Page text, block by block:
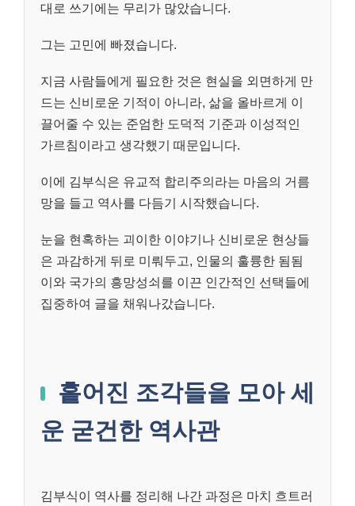
대로 쓰기에는 무리가 많았습니다.
그는 고민에 빠졌습니다.
지금 사람들에게 필요한 것은 현실을 외면하게 만
드는 신비로운 기적이 아니라, 삶을 올바르게 이
끌어줄 수 있는 준엄한 도덕적 기준과 이성적인
가르침이라고 생각했기 때문입니다.
이에 김부식은 유교적 합리주의라는 마음의 거름
망을 들고 역사를 다듬기 시작했습니다.
눈을 현혹하는 괴이한 이야기나 신비로운 현상들
은 과감하게 뒤로 미뤄두고, 인물의 훌륭한 됨됨
이와 국가의 흥망성쇠를 이끈 인간적인 선택들에
집중하여 글을 채워나갔습니다.
흩어진 조각들을 모아 세
운 굳건한 역사관
김부식이 역사를 정리해 나간 과정은 마치 흐트러